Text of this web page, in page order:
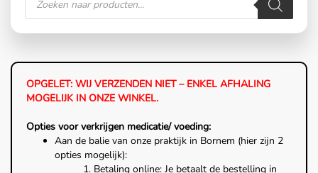
OPGELET: WIJ VERZENDEN NIET – ENKEL AFHALING
MOGELIJK IN ONZE WINKEL.
Opties voor verkrijgen medicatie/ voeding:
Aan de balie van onze praktijk in Bornem (hier zijn 2
opties mogelijk):
1. Betaling online: Je betaalt de bestelling in